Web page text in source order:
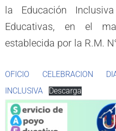
la Educación
Educativas, en el
establecida por la R.M.
OFICIO CELEBRACION
INCLUSIVA
Descarga